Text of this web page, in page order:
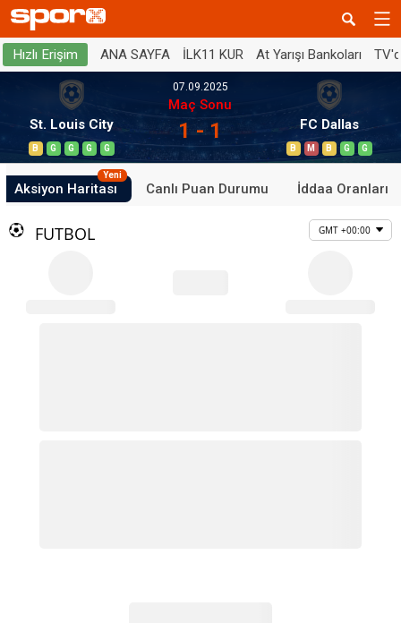
Hızlı Erişim ANA SAYFA İLK11 KUR At Yarışı Bankoları
St. Louis City
B G G G G
07.09.2025
Maç Sonu
1 - 1 FC Dallas
B M B G G
Aksiyon Haritası
Yeni
Canlı Puan Durumu İddaa Oranları
FUTBOL GMT +00:00